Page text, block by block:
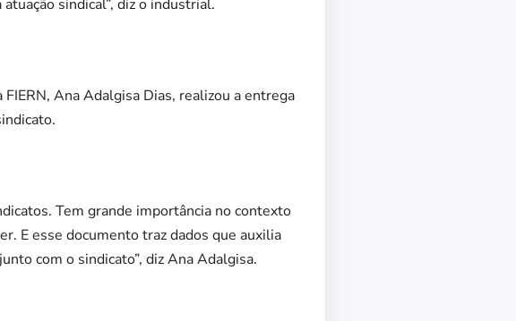
sindical”, diz o industrial.
Ana Adalgisa Dias, realizou a entrega
Tem grande importância no contexto
E esse documento traz dados que auxilia
com o sindicato”, diz Ana Adalgisa.